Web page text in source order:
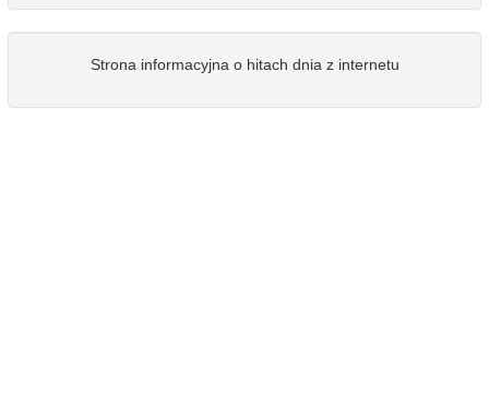
Strona informacyjna o hitach dnia z internetu